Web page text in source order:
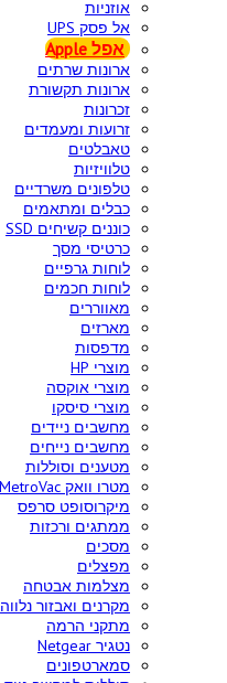
אוזניות
אל פסק UPS
אפל Apple
ארונות שרתים
ארונות תקשורת
זכרונות
זרועות ומעמדים
טאבלטים
טלוויזיות
טלפונים משרדיים
כבלים ומתאמים
כוננים קשיחים SSD
כרטיסי מסך
לוחות גרפיים
לוחות חכמים
מאווררים
מארזים
מדפסות
מוצרי HP
מוצרי אוקסה
מוצרי סיסקו
מחשבים ניידים
מחשבים נייחים
מטענים וסוללות
מטרו וואק MetroVac
מיקרוסופט סרפס
ממתגים ורכזות
מסכים
מפצלים
מצלמות אבטחה
מקרנים ואבזור נלווה
מתקני הרמה
נטגיר Netgear
סמארטפונים